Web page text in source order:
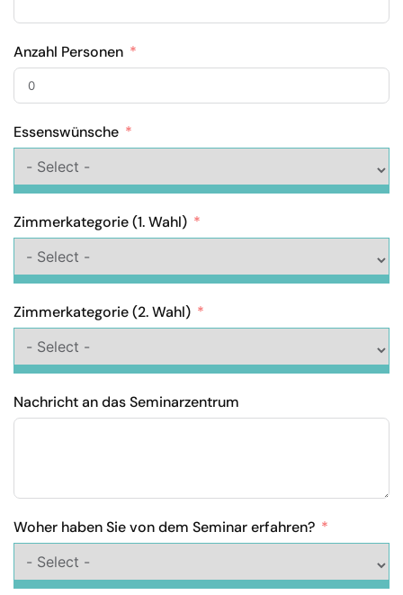
Anzahl Personen
Essenswünsche
Zimmerkategorie (1. Wahl)
Zimmerkategorie (2. Wahl)
Nachricht an das Seminarzentrum
Woher haben Sie von dem Seminar erfahren?